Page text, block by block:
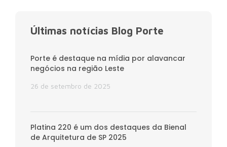
Últimas notícias Blog Porte
Porte é destaque na mídia por alavancar
negócios na região Leste
26 de setembro de 2025
Platina 220 é um dos destaques da Bienal
de Arquitetura de SP 2025